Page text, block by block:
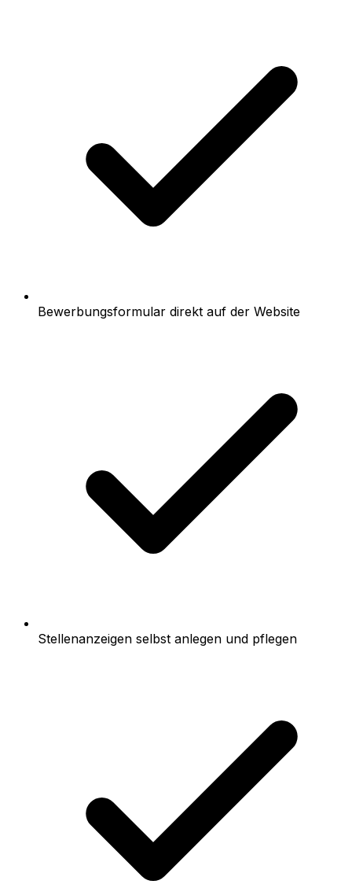
Bewerbungsformular direkt auf der Website
Stellenanzeigen selbst anlegen und pflegen